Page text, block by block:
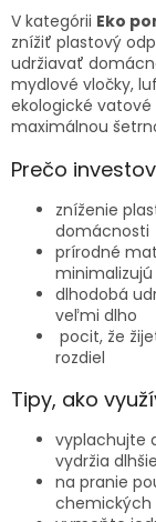
V kategórii Eko
znížiť plastový
udržiavať
mydlové vločky,
ekologické
maximálnou
Prečo
zníženie
domácnosti
prírodné
dlhodobá
veľmi dlho
pocit, že
rozdiel
Tipy, ako
vyplachujte
vydržia dlhšie
na pranie
chemických